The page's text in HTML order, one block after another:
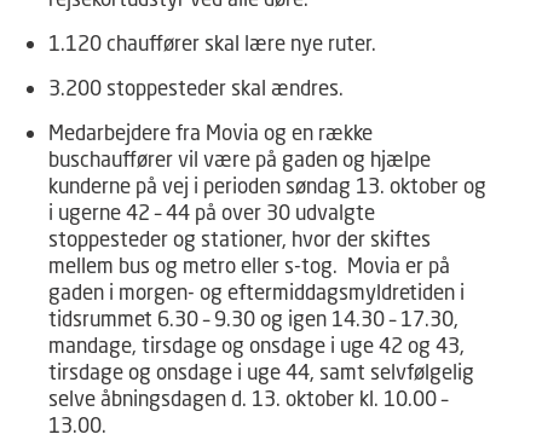
1.120 chauffører skal lære nye ruter.
3.200 stoppesteder skal ændres.
Medarbejdere fra Movia og en række
buschauffører vil være på gaden og hjælpe
kunderne på vej i perioden søndag 13. oktober og
i ugerne 42 – 44 på over 30 udvalgte
stoppesteder og stationer, hvor der skiftes
mellem bus og metro eller s-tog. Movia er på
gaden i morgen- og eftermiddagsmyldretiden i
tidsrummet 6.30 – 9.30 og igen 14.30 – 17.30,
mandage, tirsdage og onsdage i uge 42 og 43,
tirsdage og onsdage i uge 44, samt selvfølgelig
selve åbningsdagen d. 13. oktober kl. 10.00 –
13.00.